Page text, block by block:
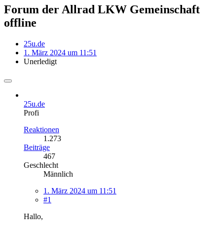
Forum der Allrad LKW Gemeinschaft
offline
25u.de
1. März 2024 um 11:51
Unerledigt
25u.de
Profi
Reaktionen
1.273
Beiträge
467
Geschlecht
Männlich
1. März 2024 um 11:51
#1
Hallo,